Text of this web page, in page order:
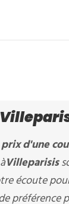
d'une
Villeparisis
écoute